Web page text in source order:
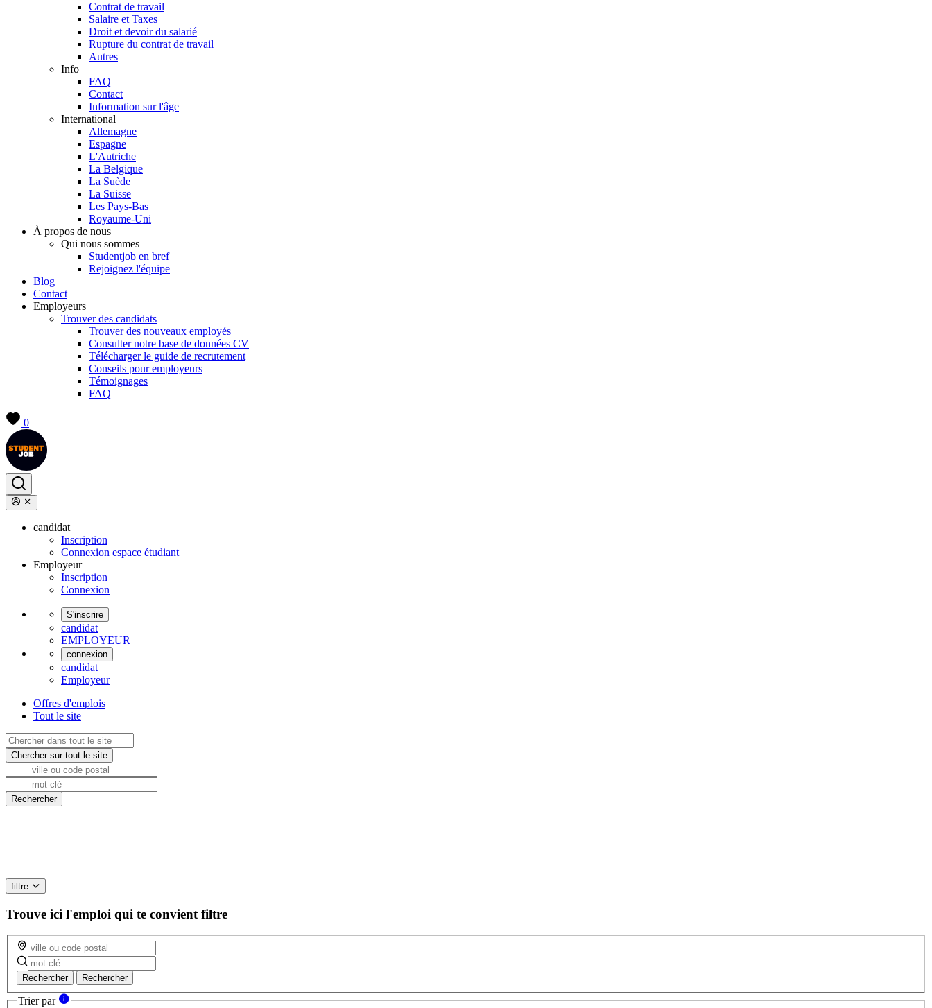
Contrat de travail
Salaire et Taxes
Droit et devoir du salarié
Rupture du contrat de travail
Autres
Info
FAQ
Contact
Information sur l'âge
International
Allemagne
Espagne
L'Autriche
La Belgique
La Suède
La Suisse
Les Pays-Bas
Royaume-Uni
À propos de nous
Qui nous sommes
Studentjob en bref
Rejoignez l'équipe
Blog
Contact
Employeurs
Trouver des candidats
Trouver des nouveaux employés
Consulter notre base de données CV
Télécharger le guide de recrutement
Conseils pour employeurs
Témoignages
FAQ
0
candidat
Inscription
Connexion espace étudiant
Employeur
Inscription
Connexion
S'inscrire
candidat
EMPLOYEUR
connexion
candidat
Employeur
Offres d'emplois
Tout le site
filtre
Trouve ici l'emploi qui te convient filtre
Rechercher Rechercher
Trier par